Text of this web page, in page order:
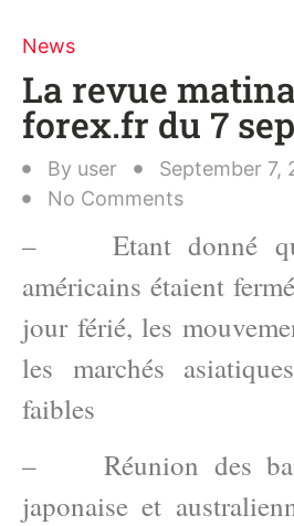
News
La revue
forex.fr du 7
By user
September 7,
No Comments
– Etant donné
américains étaient
jour férié, les
les marchés
faibles
– Réunion des
japonaise et